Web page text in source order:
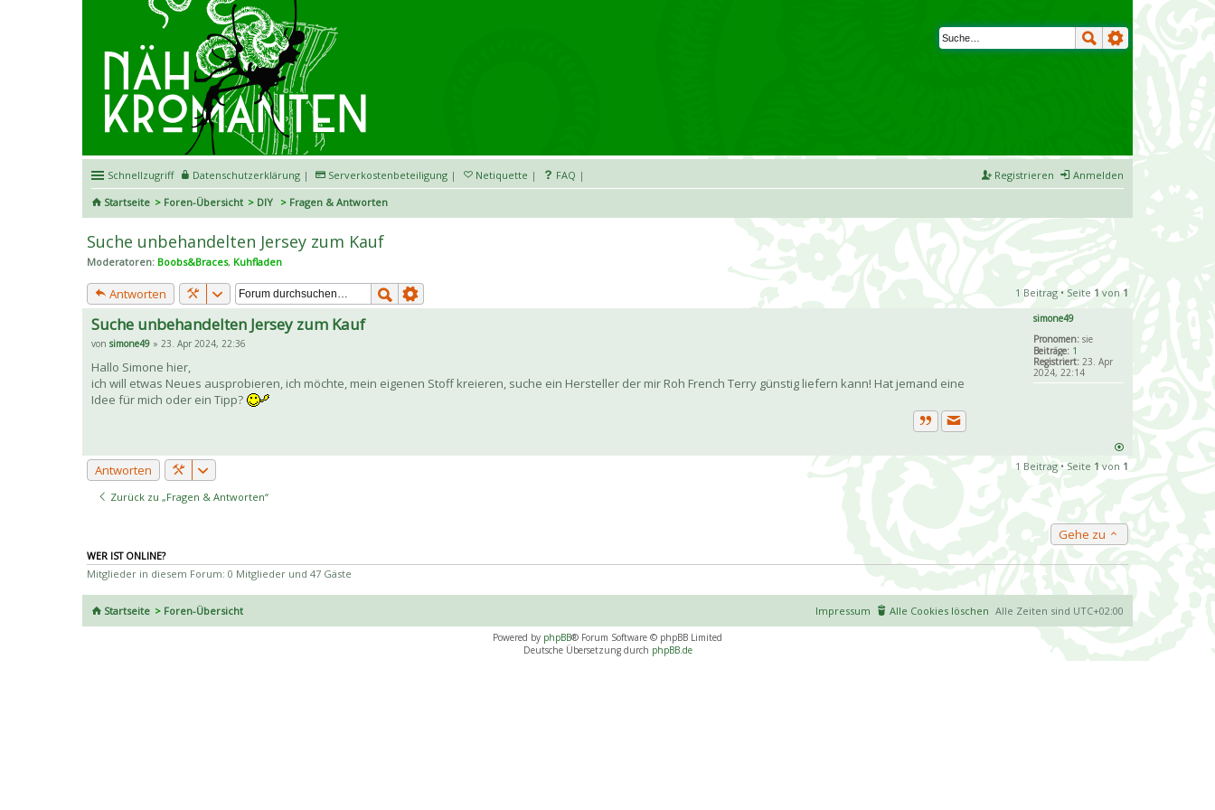
Schnellzugriff Datenschutzerklärung | Serverkostenbeteiligung | Netiquette | FAQ | Anmelden
Registrieren
Startseite
Foren-Übersicht DIY Fragen & Antworten
Suche unbehandelten Jersey zum Kauf
Moderatoren: Boobs&Braces, Kuhfladen
Antworten 1 Beitrag • Seite 1 von 1
simone49
Pronomen: sie
Beiträge: 1
Registriert: 23. Apr
2024, 22:14
Suche unbehandelten Jersey zum Kauf
von simone49 » 23. Apr 2024, 22:36
Hallo Simone hier,
ich will etwas Neues ausprobieren, ich möchte, mein eigenen Stoff kreieren, suche ein Hersteller der mir Roh French Terry günstig liefern kann! Hat jemand eine
Idee für mich oder ein Tipp?
ZitatPrivate Nachricht senden
Antworten 1 Beitrag • Seite 1 von 1
Zurück zu „Fragen & Antworten“
Gehe zu
WER IST ONLINE?
Mitglieder in diesem Forum: 0 Mitglieder und 47 Gäste
Startseite Foren-Übersicht Alle Zeiten sind UTC+02:00
Alle Cookies löschen
Impressum
Powered by phpBB® Forum Software © phpBB Limited
Deutsche Übersetzung durch phpBB.de